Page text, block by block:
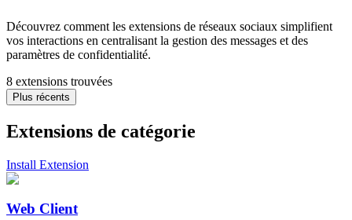
Découvrez comment les extensions de réseaux sociaux simplifient
vos interactions en centralisant la gestion des messages et des
paramètres de confidentialité.
8 extensions trouvées
Plus récents
Extensions de catégorie
Install Extension
Web Client